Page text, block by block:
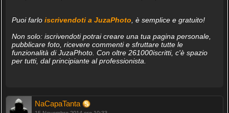
Puoi farlo iscrivendoti a JuzaPhoto , è semplice e gratuito!
Non solo: iscrivendoti potrai creare una tua pagina personale,
pubblicare foto, ricevere commenti e sfruttare tutte le
funzionalità di JuzaPhoto. Con oltre 261000iscritti, c'è spazio
per tutti, dal principiante al professionista.
NaCapaTanta